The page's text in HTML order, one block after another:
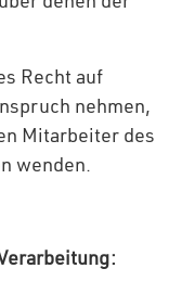
Recht auf
nehmen,
Mitarbeiter des
wenden.